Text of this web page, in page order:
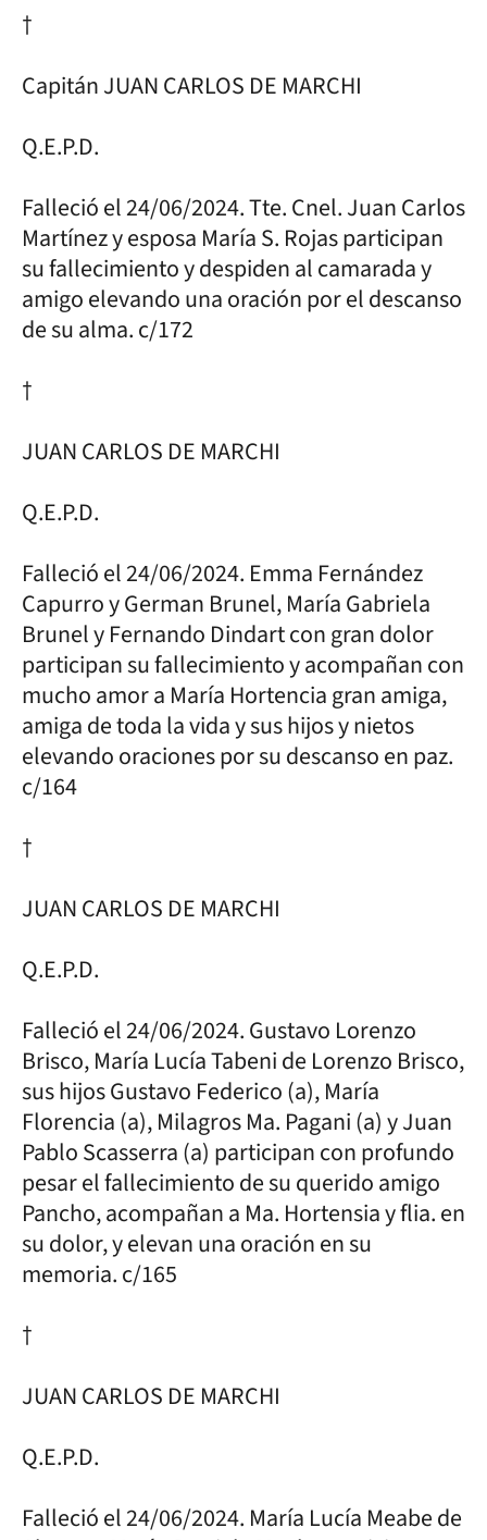
†
Capitán JUAN CARLOS DE MARCHI
Q.E.P.D.
Falleció el 24/06/2024. Tte. Cnel. Juan Carlos
Martínez y esposa María S. Rojas participan
su fallecimiento y despiden al camarada y
amigo elevando una oración por el descanso
de su alma. c/172
†
JUAN CARLOS DE MARCHI
Q.E.P.D.
Falleció el 24/06/2024. Emma Fernández
Capurro y German Brunel, María Gabriela
Brunel y Fernando Dindart con gran dolor
participan su fallecimiento y acompañan con
mucho amor a María Hortencia gran amiga,
amiga de toda la vida y sus hijos y nietos
elevando oraciones por su descanso en paz.
c/164
†
JUAN CARLOS DE MARCHI
Q.E.P.D.
Falleció el 24/06/2024. Gustavo Lorenzo
Brisco, María Lucía Tabeni de Lorenzo Brisco,
sus hijos Gustavo Federico (a), María
Florencia (a), Milagros Ma. Pagani (a) y Juan
Pablo Scasserra (a) participan con profundo
pesar el fallecimiento de su querido amigo
Pancho, acompañan a Ma. Hortensia y flia. en
su dolor, y elevan una oración en su
memoria. c/165
†
JUAN CARLOS DE MARCHI
Q.E.P.D.
Falleció el 24/06/2024. María Lucía Meabe de